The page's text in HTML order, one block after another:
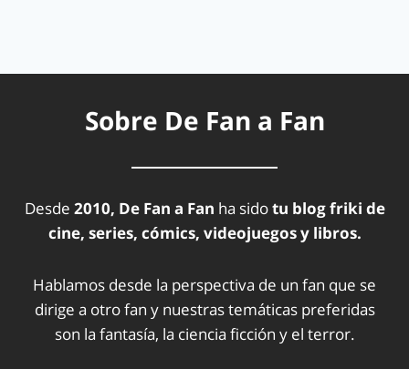
Sobre De Fan a Fan
Desde 2010, De Fan a Fan ha sidotu blog friki de
cine, series, cómics, videojuegos y libros.
Hablamos desde la perspectiva de un fan que se
dirige a otro fan y nuestras temáticas preferidas
son la fantasía, la ciencia ficción y el terror.